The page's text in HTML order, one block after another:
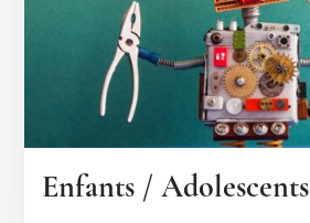
Enfants / Adolescents